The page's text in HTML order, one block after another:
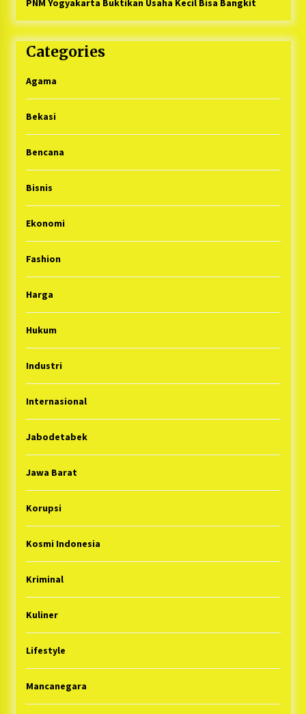
Categories
Agama
Bekasi
Bencana
Bisnis
Ekonomi
Fashion
Harga
Hukum
Industri
Internasional
Jabodetabek
Jawa Barat
Korupsi
Kosmi Indonesia
Kriminal
Kuliner
Lifestyle
Mancanegara